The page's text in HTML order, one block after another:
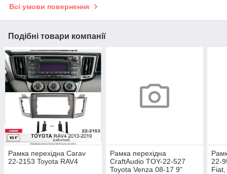
Всі умови повернення
Подібні товари компанії
Рамка перехідна Carav
22-2153 Toyota RAV4
Рамка перехідна
CraftAudio TOY-22-527
Toyota Venza 08-17 9"
22-
Fiat,